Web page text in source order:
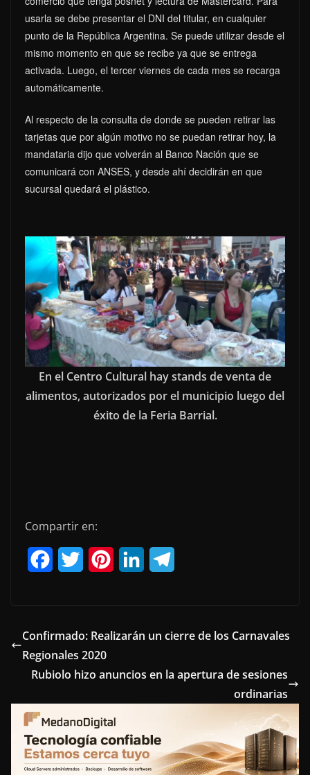
usarla se debe presentar el DNI del titular, en cualquier
punto de la República Argentina. Se puede utilizar desde el
mismo momento en que se recibe ya que se entrega
activada. Luego, el tercer viernes de cada mes se recarga
automáticamente.
Al respecto de la consulta de donde se pueden retirar las
tarjetas que por algún motivo no se puedan retirar hoy, la
mandataria dijo que volverán al Banco Nación que se
comunicará con ANSES, y desde ahí decidirán en que
sucursal quedará el plástico.
En el Centro Cultural hay stands de venta de
alimentos, autorizados por el municipio luego del
éxito de la Feria Barrial.
Compartir en:
e
b
o
o
k
t
t
e
r
t
r
e
s
t
k
d
I
n
e
r
a
Confirmado: Realizarán un cierre de los Carnavales
Regionales 2020
Rubiolo hizo anuncios en la apertura de sesiones
ordinarias